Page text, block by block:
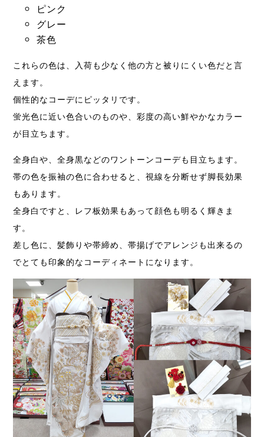
ピンク
グレー
茶色
これらの色は、入荷も少なく他の方と被りにくい色だと言
えます。
個性的なコーデにピッタリです。
蛍光色に近い色合いのものや、彩度の高い鮮やかなカラー
が目立ちます。
全身白や、全身黒などのワントーンコーデも目立ちます。
帯の色を振袖の色に合わせると、視線を分断せず脚長効果
もあります。
全身白ですと、レフ板効果もあって顔色も明るく輝きま
す。
差し色に、髪飾りや帯締め、帯揚げでアレンジも出来るの
でとても印象的なコーディネートになります。